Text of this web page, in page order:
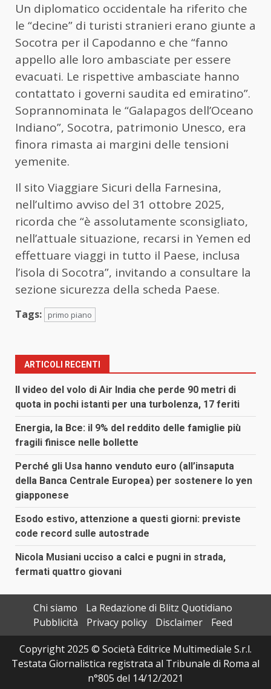
Un diplomatico occidentale ha riferito che
le “decine” di turisti stranieri erano giunte a
Socotra per il Capodanno e che “fanno
appello alle loro ambasciate per essere
evacuati. Le rispettive ambasciate hanno
contattato i governi saudita ed emiratino”.
Soprannominata le “Galapagos dell’Oceano
Indiano”, Socotra, patrimonio Unesco, era
finora rimasta ai margini delle tensioni
yemenite.
Il sito Viaggiare Sicuri della Farnesina,
nell’ultimo avviso del 31 ottobre 2025,
ricorda che “è assolutamente sconsigliato,
nell’attuale situazione, recarsi in Yemen ed
effettuare viaggi in tutto il Paese, inclusa
l’isola di Socotra”, invitando a consultare la
sezione sicurezza della scheda Paese.
Tags: primo piano
ARTICOLI RECENTI
Il video del volo di Air India che perde 90 metri di
quota in pochi istanti per una turbolenza, 17 feriti
Energia, la Bce: il 9% del reddito delle famiglie più
fragili finisce nelle bollette
Perché gli Usa hanno venduto euro (all’insaputa
della Banca Centrale Europea) per sostenere lo yen
giapponese
Esodo estivo, attenzione a questi giorni: previste
code record sulle autostrade
Nicola Musiani ucciso a calci e pugni in strada,
fermati quattro giovani
Chi siamo
La Redazione di Blitz Quotidiano
Pubblicità
Privacy policy Disclaimer
Feed
Copyright 2025 © Società Editrice Multimediale S.r.l.
Testata Giornalistica registrata al Tribunale di Roma al
n°805 del 14/12/2021